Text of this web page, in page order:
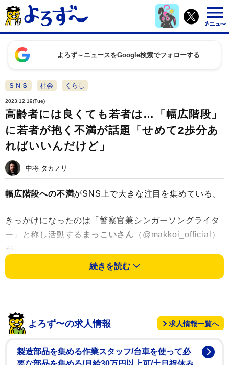
よろず～ニュースをGoogle検索でフォローする
ＳＮＳ 社会 くらし
2023.12.19(Tue)
高齢者には良くても若者は…「幅広階段」
に若者が抱く不満が話題「せめて2歩分あ
ればいいんだけど」
中将 タカノリ
幅広階段への不満がSNS上で大きな注目を集めている。
きっかけになったのは「警察官兼シンガーソングライタ
ー」と称し活動する まっこいさん （@makkoi_official）
が
「もう変な歩幅の階段作んの辞めてくれや。歩き方バグ
と投稿した一枚の写真。
続きを読む
よろず〜の求人情報 求人情報一覧へ
製造部品を集める作業スタッフ/台車を使って必